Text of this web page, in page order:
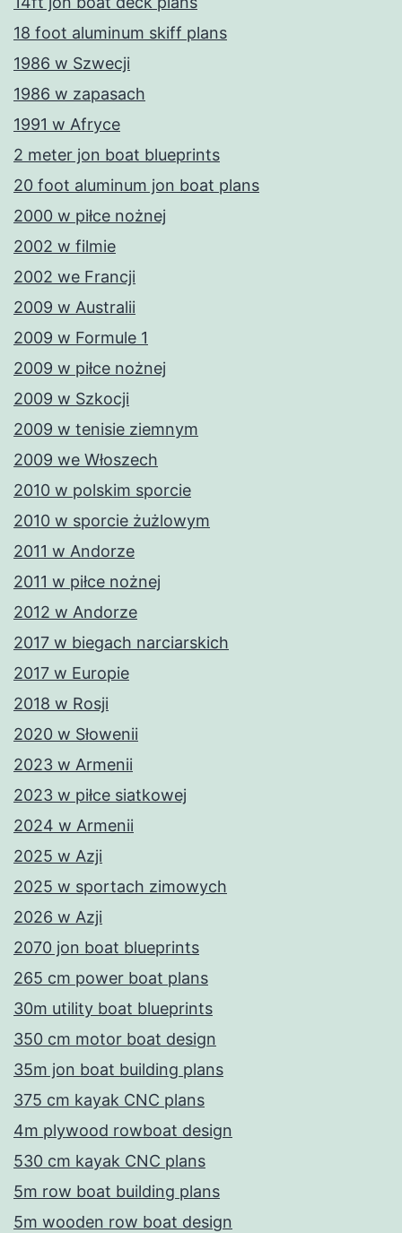
18 foot aluminum skiff plans
1986 w Szwecji
1986 w zapasach
1991 w Afryce
2 meter jon boat blueprints
20 foot aluminum jon boat plans
2000 w piłce nożnej
2002 w filmie
2002 we Francji
2009 w Australii
2009 w Formule 1
2009 w piłce nożnej
2009 w Szkocji
2009 w tenisie ziemnym
2009 we Włoszech
2010 w polskim sporcie
2010 w sporcie żużlowym
2011 w Andorze
2011 w piłce nożnej
2012 w Andorze
2017 w biegach narciarskich
2017 w Europie
2018 w Rosji
2020 w Słowenii
2023 w Armenii
2023 w piłce siatkowej
2024 w Armenii
2025 w Azji
2025 w sportach zimowych
2026 w Azji
2070 jon boat blueprints
265 cm power boat plans
30m utility boat blueprints
350 cm motor boat design
35m jon boat building plans
375 cm kayak CNC plans
4m plywood rowboat design
530 cm kayak CNC plans
5m row boat building plans
5m wooden row boat design